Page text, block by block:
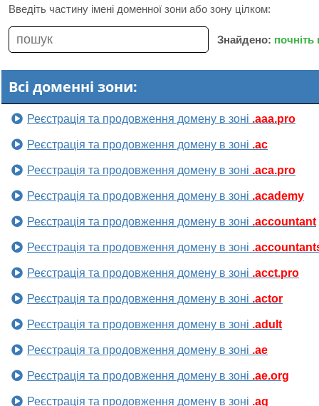
Введіть частину імені доменної зони або зону цілком:
Знайдено:
Всі доменні зони:
Реєстрація та продовження домену в зоні .aaa.pro
Реєстрація та продовження домену в зоні .ac
Реєстрація та продовження домену в зоні .aca.pro
Реєстрація та продовження домену в зоні .academy
Реєстрація та продовження домену в зоні .accountant
Реєстрація та продовження домену в зоні
Реєстрація та продовження домену в зоні .acct.pro
Реєстрація та продовження домену в зоні .actor
Реєстрація та продовження домену в зоні .adult
Реєстрація та продовження домену в зоні .ae
Реєстрація та продовження домену в зоні .ae.org
Реєстрація та продовження домену в зоні .ag